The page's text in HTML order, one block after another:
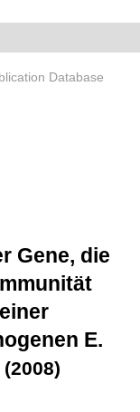
Database
Gene, die
E.
(2008)